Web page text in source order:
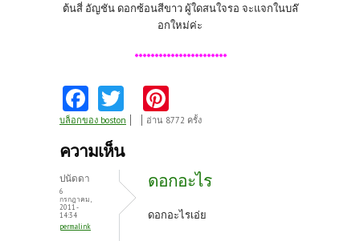
ต้นสี่ อัญชัน ดอกซ้อนสีขาว ผู้ใดสนใจรอ จะแจกในบล๊
อกใหม่ค่ะ
***********************
Fa
ce
b
o
o
k
w
itt
nt
es
t
บล็อกของ boston อ่าน 8772 ครั้ง
ความเห็น
ปนัดดา
6
กรกฎาคม,
2011 -
14:34
permalink
ดอกอะไร
ดอกอะไรเอ่ย